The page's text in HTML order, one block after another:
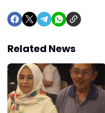
Related News